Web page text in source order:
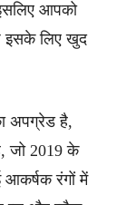
आपको
इसके लिए खुद
अपग्रेड है,
जो 2019 के
आकर्षक रंगों में